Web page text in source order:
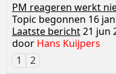
PM reageren werkt
Topic begonnen 16
Laatste bericht21 jun
door Hans Kuijpers
1
2